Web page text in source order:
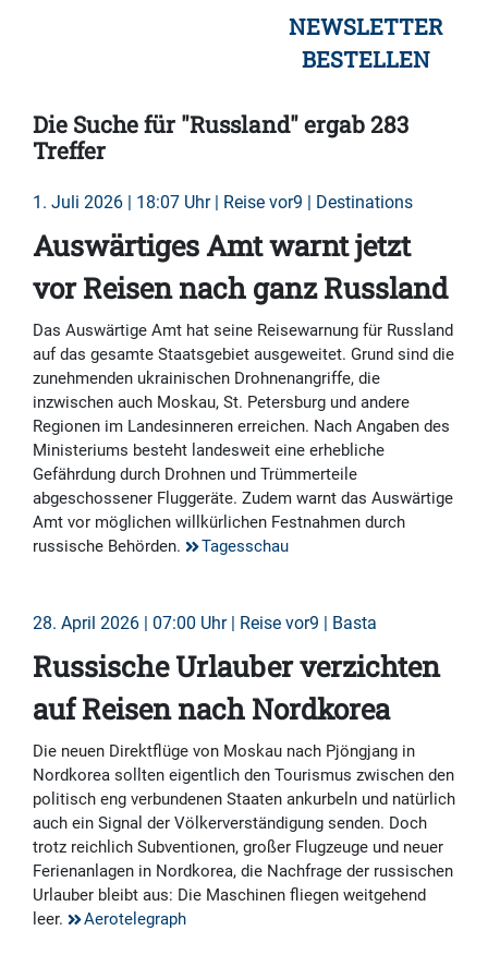
NEWSLETTER
BESTELLEN
Die Suche für "Russland" ergab 283
Treffer
1. Juli 2026 | 18:07 Uhr | Reise vor9 | Destinations
Auswärtiges Amt warnt jetzt
vor Reisen nach ganz Russland
Das Auswärtige Amt hat seine Reisewarnung für Russland
auf das gesamte Staatsgebiet ausgeweitet. Grund sind die
zunehmenden ukrainischen Drohnenangriffe, die
inzwischen auch Moskau, St. Petersburg und andere
Regionen im Landesinneren erreichen. Nach Angaben des
Ministeriums besteht landesweit eine erhebliche
Gefährdung durch Drohnen und Trümmerteile
abgeschossener Fluggeräte. Zudem warnt das Auswärtige
Amt vor möglichen willkürlichen Festnahmen durch
russische Behörden.
Tagesschau
28. April 2026 | 07:00 Uhr | Reise vor9 | Basta
Russische Urlauber verzichten
auf Reisen nach Nordkorea
Die neuen Direktflüge von Moskau nach Pjöngjang in
Nordkorea sollten eigentlich den Tourismus zwischen den
politisch eng verbundenen Staaten ankurbeln und natürlich
auch ein Signal der Völkerverständigung senden. Doch
trotz reichlich Subventionen, großer Flugzeuge und neuer
Ferienanlagen in Nordkorea, die Nachfrage der russischen
Urlauber bleibt aus: Die Maschinen fliegen weitgehend
leer.
Aerotelegraph